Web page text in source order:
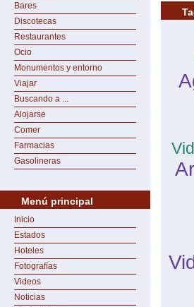
Bares
Discotecas
Restaurantes
Ocio
Monumentos y entorno
Viajar
Buscando a ...
Alojarse
Comer
Farmacias
Gasolineras
Menú principal
Inicio
Estados
Hoteles
Fotografías
Videos
Noticias